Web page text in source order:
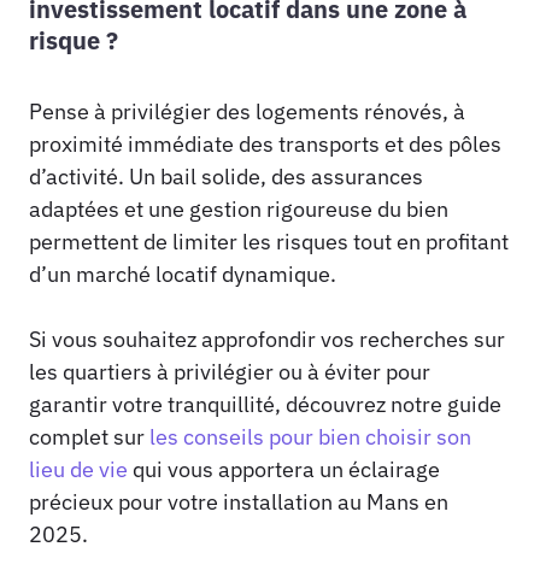
investissement locatif dans une zone à
risque ?
Pense à privilégier des logements rénovés, à
proximité immédiate des transports et des pôles
d’activité. Un bail solide, des assurances
adaptées et une gestion rigoureuse du bien
permettent de limiter les risques tout en profitant
d’un marché locatif dynamique.
Si vous souhaitez approfondir vos recherches sur
les quartiers à privilégier ou à éviter pour
garantir votre tranquillité, découvrez notre guide
complet sur les conseils pour bien choisir son
lieu de vie qui vous apportera un éclairage
précieux pour votre installation au Mans en
2025.